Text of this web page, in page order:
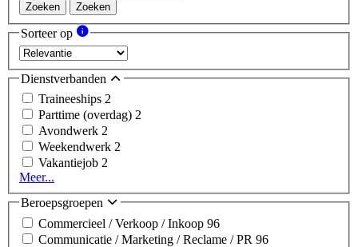
Zoeken Zoeken
Sorteer op
Dienstverbanden
Traineeships 2
Parttime (overdag) 2
Avondwerk 2
Weekendwerk 2
Vakantiejob 2
Meer...
Beroepsgroepen
Commercieel / Verkoop / Inkoop 96
Communicatie / Marketing / Reclame / PR 96